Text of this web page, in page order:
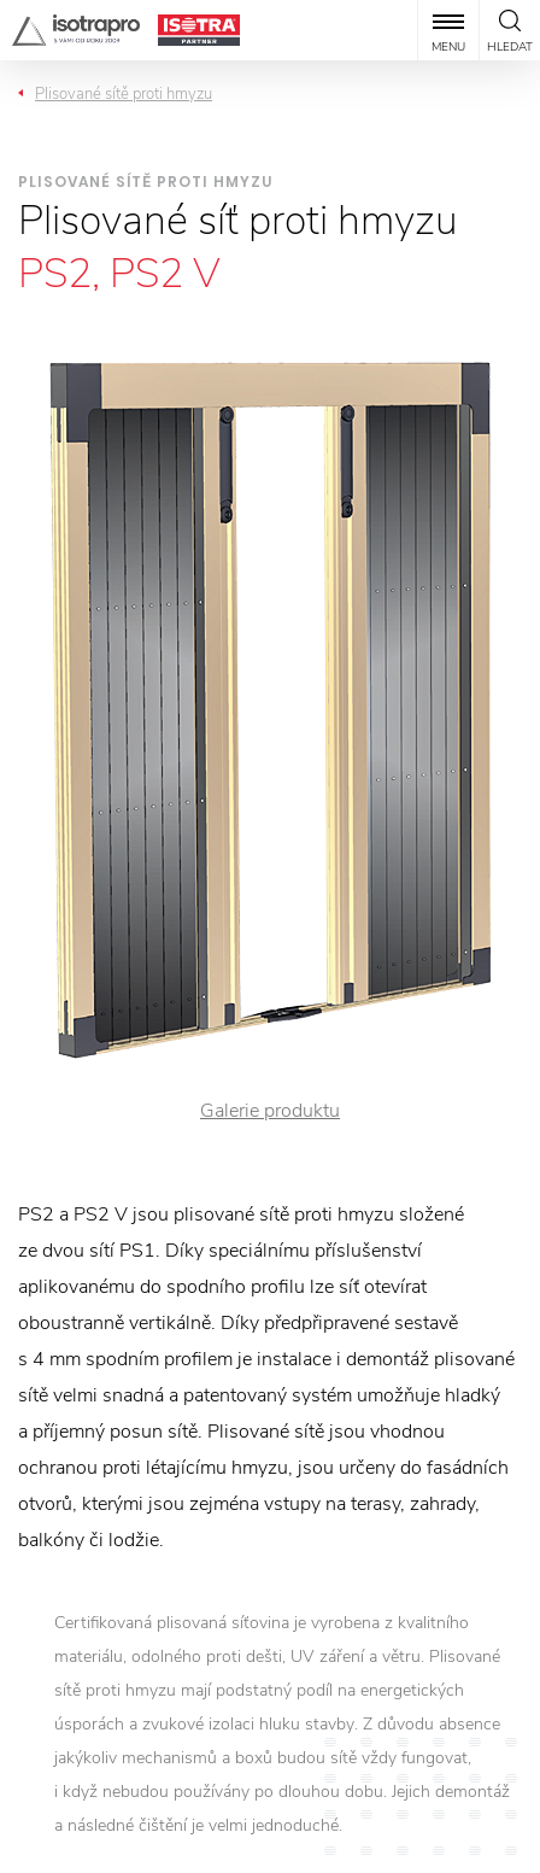
HLEDAT
MENU
Plisované sítě proti hmyzu
PLISOVANÉ SÍTĚ PROTI HMYZU
Plisované síť proti hmyzu
PS2, PS2 V
Galerie produktu
PS2 a PS2 V jsou plisované sítě proti hmyzu složené
ze dvou sítí PS1. Díky speciálnímu příslušenství
aplikovanému do spodního profilu lze síť otevírat
oboustranně vertikálně. Díky předpřipravené sestavě
s 4 mm spodním profilem je instalace i demontáž plisované
sítě velmi snadná a patentovaný systém umožňuje hladký
a příjemný posun sítě. Plisované sítě jsou vhodnou
ochranou proti létajícímu hmyzu, jsou určeny do fasádních
otvorů, kterými jsou zejména vstupy na terasy, zahrady,
balkóny či lodžie.
Certifikovaná plisovaná síťovina je vyrobena z kvalitního
materiálu, odolného proti dešti, UV záření a větru. Plisované
sítě proti hmyzu mají podstatný podíl na energetických
úsporách a zvukové izolaci hluku stavby. Z důvodu absence
jakýkoliv mechanismů a boxů budou sítě vždy fungovat,
i když nebudou používány po dlouhou dobu. Jejich demontáž
a následné čištění je velmi jednoduché.